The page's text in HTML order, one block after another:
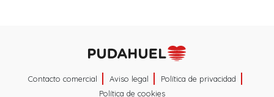
Contacto comercial Aviso legal
Política de privacidad
Política de cookies